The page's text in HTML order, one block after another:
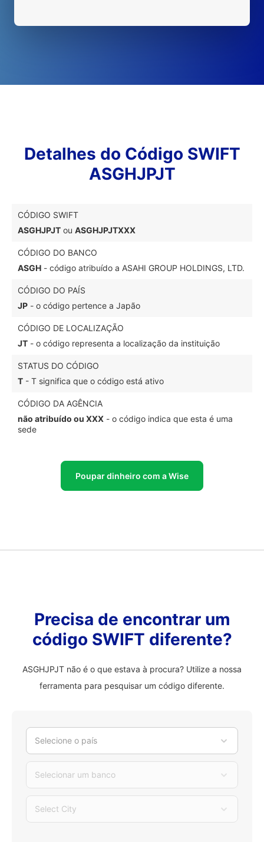
Detalhes do Código SWIFT
ASGHJPJT
CÓDIGO SWIFT
ASGHJPJT ou ASGHJPJTXXX
CÓDIGO DO BANCO
ASGH - código atribuído a ASAHI GROUP HOLDINGS, LTD.
CÓDIGO DO PAÍS
JP - o código pertence a Japão
CÓDIGO DE LOCALIZAÇÃO
JT - o código representa a localização da instituição
STATUS DO CÓDIGO
T - T significa que o código está ativo
CÓDIGO DA AGÊNCIA
não atribuído ou XXX - o código indica que esta é uma
sede
Poupar dinheiro com a Wise
Precisa de encontrar um
código SWIFT diferente?
ASGHJPJT não é o que estava à procura? Utilize a nossa
ferramenta para pesquisar um código diferente.
Selecione o país
Selecionar um banco
Select City